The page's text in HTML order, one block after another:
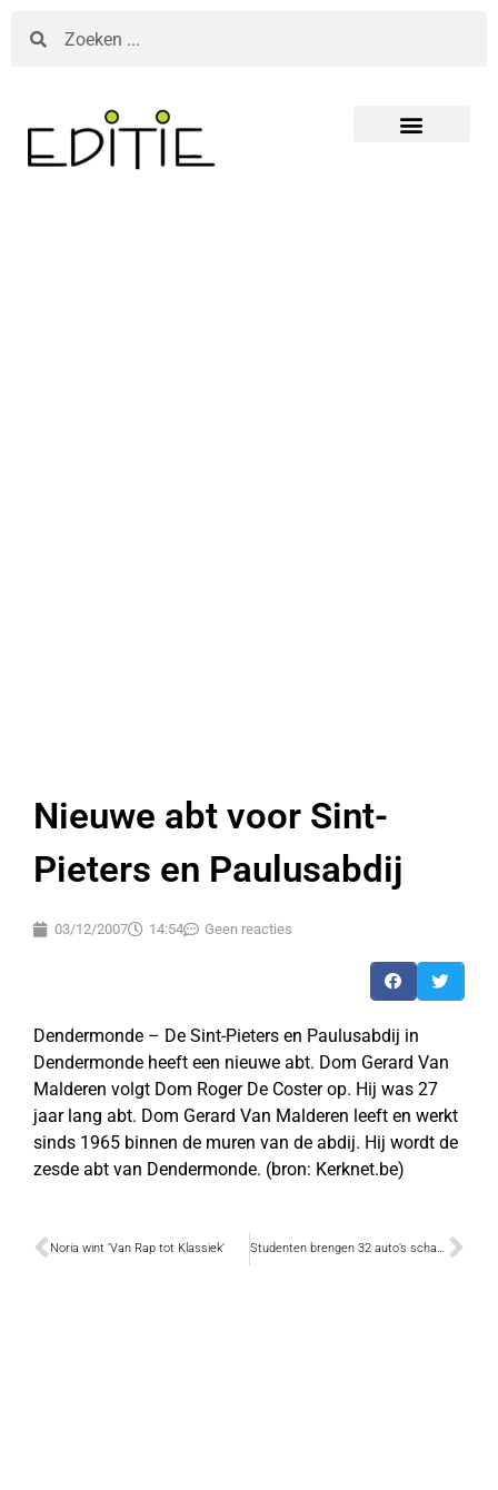
Nieuwe abt voor Sint-
Pieters en Paulusabdij
03/12/2007 14:54 Geen reacties
Dendermonde – De Sint-Pieters en Paulusabdij in
Dendermonde heeft een nieuwe abt. Dom Gerard Van
Malderen volgt Dom Roger De Coster op. Hij was 27
jaar lang abt. Dom Gerard Van Malderen leeft en werkt
sinds 1965 binnen de muren van de abdij. Hij wordt de
zesde abt van Dendermonde. (bron: Kerknet.be)
Noria wint ‘Van Rap tot Klassiek’ Studenten brengen 32 auto’s schade toe